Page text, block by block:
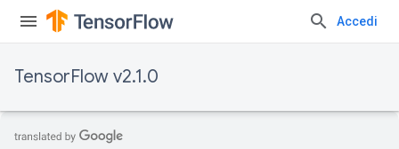
Accedi
TensorFlow v2.1.0